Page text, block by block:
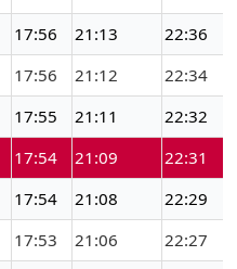
17:56 21:13
22:36
17:56 21:12
22:34
17:55 21:11
22:32
17:54 21:09
22:31
17:54 21:08
22:29
17:53 21:06
22:27